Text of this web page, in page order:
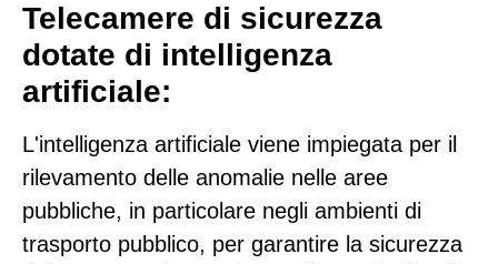
Telecamere di sicurezza
dotate di intelligenza
artificiale:
L'intelligenza artificiale viene impiegata per il
rilevamento delle anomalie nelle aree
pubbliche, in particolare negli ambienti di
trasporto pubblico, per garantire la sicurezza